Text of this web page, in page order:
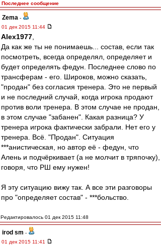
Последнее сообщение
Zema -
01 дек 2015 11:44
Alex1977
Да как же ты не понимаешь... состав, если так
посмотреть, всегда определял, определяет и
будет определять федун. Последнее слово по
трансферам - его. Широков, можно сказать,
"продан" без согласия тренера. Это не первый
и не последний случай, когда игрока продают
против воли тренера. В этом случае не продан,
в этом случае "забанен". Какая разница? У
тренера игрока фактически забрали. Нет его у
тренера. Всё. "Продан". Ситуация
***анистическая, но автор её - федун, что
Алень и подчёркивает (а не молчит в тряпочку),
говоря, что РШ ему нужен!
Я эту ситуацию вижу так. А все эти разговоры
про "определяет состав" - ***больство.
Редактировалось 01 дек 2015 11:48
irod sm -
01 дек 2015 11:41